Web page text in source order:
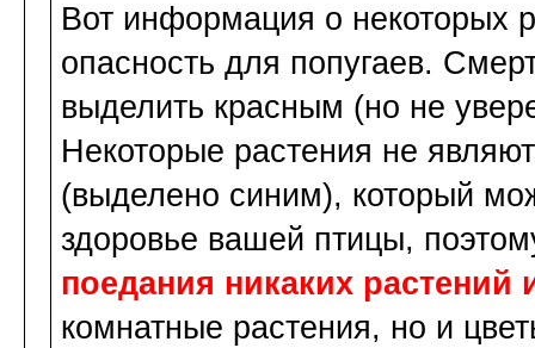
Вот информация о некоторых
опасность для попугаев.
выделить красным (но не
Некоторые растения не
(выделено синим), который
здоровье вашей птицы,
поедания никаких растений
комнатные растения, но и